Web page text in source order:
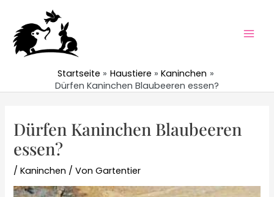
springen
Startseite Haustiere
Kaninchen
Dürfen Kaninchen Blaubeeren essen?
Dürfen Kaninchen Blaubeeren
essen?
/Kaninchen / VonGartentier